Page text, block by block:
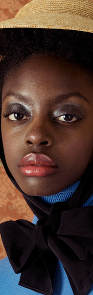
Vein Magazine / Adji